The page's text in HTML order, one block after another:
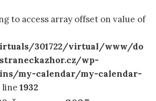
to access array offset on value of
301722/virtual/www/do
wp-
my-calendar/my-calendar-
line 1932